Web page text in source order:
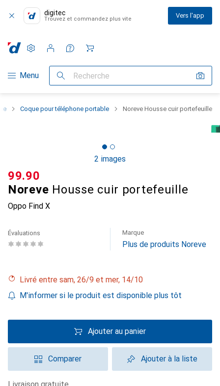
digitec
Trouvez et commandez plus vite Vers l'app
Navigation par catégorie
Menu Recherche
Paramètres
Compte client
Listes de comparaison
Listes d'envies
Panier
Coque pour téléphone portable Noreve Housse cuir portefeuille
2 images
Noreve Housse cuir portefeuille
Oppo Find X
CHF
99.90
Évaluations Marque
Plus de produits Noreve
Livré entre sam, 26/9 et mer, 14/10
M'informer si le produit est disponible plus tôt
Ajouter au panier
Comparer Ajouter à la liste